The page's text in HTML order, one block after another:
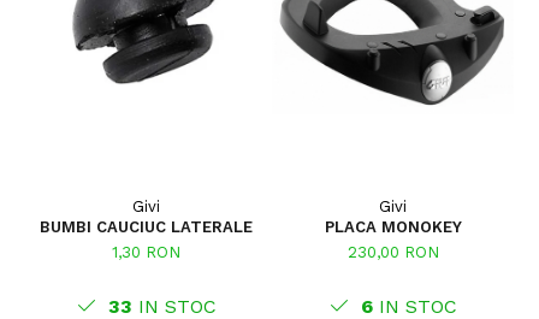
Givi
BUMBI CAUCIUC LATERALE
1,30 RON
33 IN STOC
Givi
PLACA MONOKEY
230,00 RON
6IN STOC